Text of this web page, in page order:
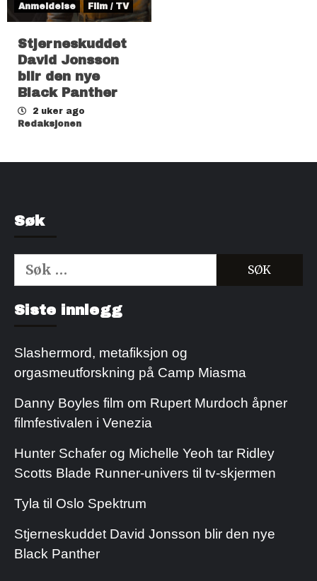
Anmeldelse Film / TV
Stjerneskuddet
David Jonsson
blir den nye
Black Panther
2 uker ago
Redaksjonen
Søk
Søk
etter:
Siste innlegg
Slashermord, metafiksjon og
orgasmeutforskning på Camp Miasma
Danny Boyles film om Rupert Murdoch åpner
filmfestivalen i Venezia
Hunter Schafer og Michelle Yeoh tar Ridley
Scotts Blade Runner-univers til tv-skjermen
Tyla til Oslo Spektrum
Stjerneskuddet David Jonsson blir den nye
Black Panther